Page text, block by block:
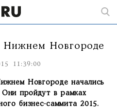
Нижнем Новгороде
11:39:00
Новгороде начались
пройдут в рамках
бизнес-саммита 2015.